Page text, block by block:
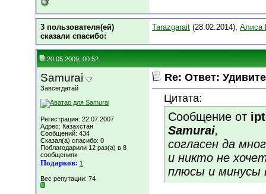
3 пользователя(ей)
сказали cпасибо:
Tarazgarait (28.02.2014), Алиса
20.05.2009, 00:52
Samurai
Завсегдатай
Регистрация: 22.07.2007
Адрес: Казахстан
Сообщений: 434
Сказал(а) спасибо: 0
Поблагодарили 12 раз(а) в 8
сообщениях
Подарков: 1
Вес репутации: 74
Re: Ответ:
Цитата:
Сообщение от
Samurai,
согласен да
и никто не
плюсы и минусы